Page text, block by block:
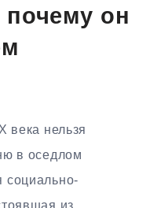
почему он
века нельзя
в оседлом
из